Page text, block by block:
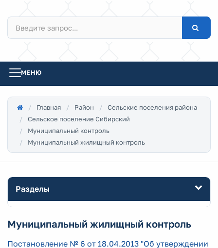
МЕНЮ
Главная Район
Сельские поселения района
Сельское поселение Сибирский
Муниципальный контроль
Муниципальный жилищный контроль
Разделы
Муниципальный жилищный контроль
Постановление № 6 от 18.04.2013 "Об утверждении